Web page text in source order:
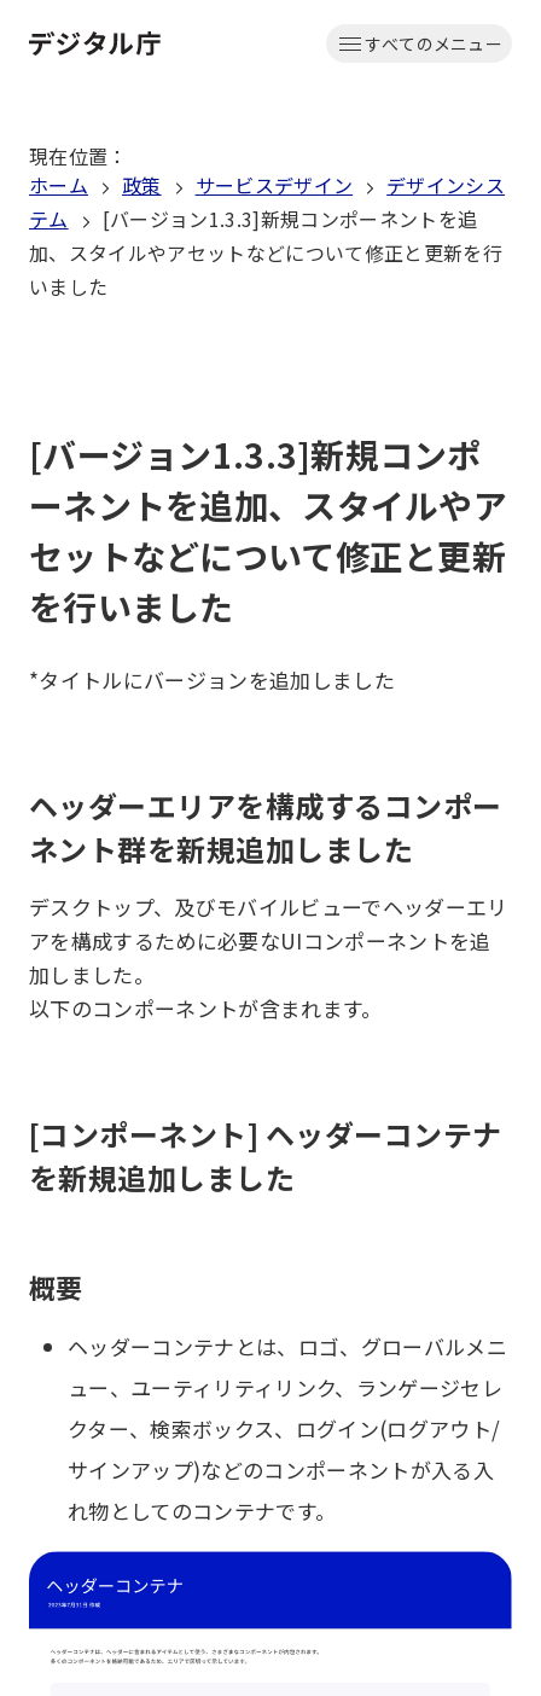
文
動
すべてのメニュー
現在位置 ：
ホーム
政策 サービスデザイン
デザインシス
テム
[バージョン1.3.3]新規コンポーネントを追
加、スタイルやアセットなどについて修正と更新を行
いました
[バージョン1.3.3]新規コンポ
ーネントを追加、スタイルやア
セットなどについて修正と更新
を行いました
*タイトルにバージョンを追加しました
ヘッダーエリアを構成するコンポー
ネント群を新規追加しました
デスクトップ、及びモバイルビューでヘッダーエリ
アを構成するために必要なUIコンポーネントを追
加しました。
以下のコンポーネントが含まれます。
[コンポーネント] ヘッダーコンテナ
を新規追加しました
概要
ヘッダーコンテナとは、ロゴ、グローバルメニ
ュー、ユーティリティリンク、ランゲージセレ
クター、検索ボックス、ログイン(ログアウト/
サインアップ)などのコンポーネントが入る入
れ物としてのコンテナです。